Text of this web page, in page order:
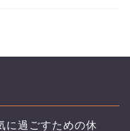
に過ごすための休